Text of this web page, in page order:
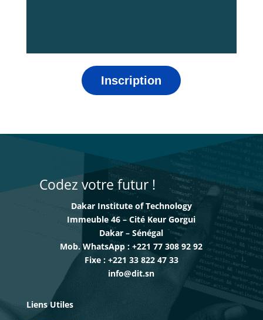
Inscription
Codez votre futur !
Dakar Institute of Technology
Immeuble 46 – Cité Keur Gorgui
Dakar – Sénégal
Mob. WhatsApp : +221 77 308 92 92
Fixe : +221 33 822 47 33
info@dit.sn
Liens Utiles